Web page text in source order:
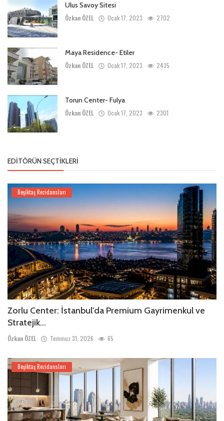
Ulus Savoy Sitesi
Özkan ÖZEL Ocak 17, 2023 2702
Maya Residence- Etiler
Özkan ÖZEL Ocak 17, 2023 2435
Torun Center- Fulya
Özkan ÖZEL Ocak 17, 2023 2301
EDITÖRÜN SEÇTIKLERI
Beşiktaş Rezidansları
Zorlu Center: İstanbul'da Premium Gayrimenkul ve
Stratejik...
Özkan ÖZEL Temmuz 31, 2026 65
Beşiktaş Rezidansları